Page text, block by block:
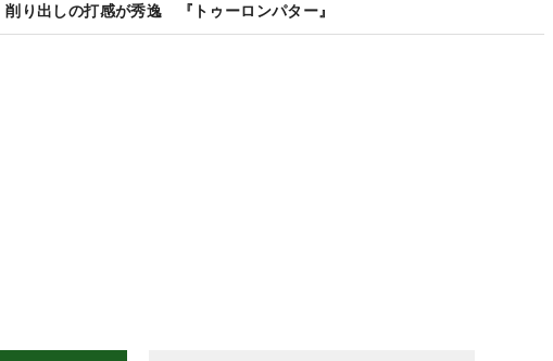
削り出しの打感が秀逸 『トゥーロンパター』